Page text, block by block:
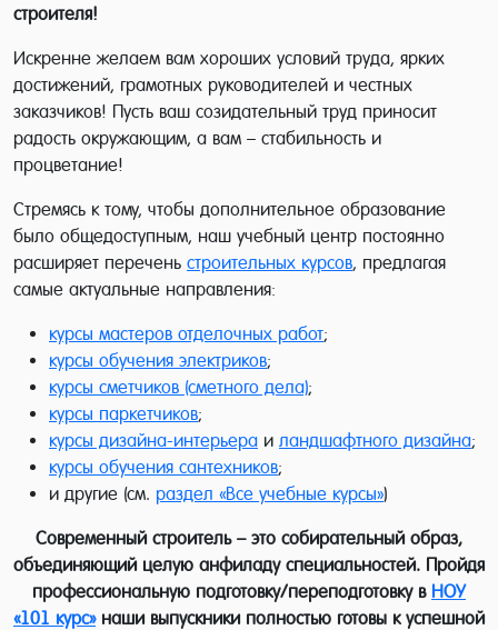
строителя!
Искренне желаем вам хороших условий труда, ярких
достижений, грамотных руководителей и честных
заказчиков! Пусть ваш созидательный труд приносит
радость окружающим, а вам – стабильность и
процветание!
Стремясь к тому, чтобы дополнительное образование
было общедоступным, наш учебный центр постоянно
расширяет перечень строительных курсов, предлагая
самые актуальные направления:
курсы мастеров отделочных работ;
курсы обучения электриков;
курсы сметчиков (сметного дела);
курсы паркетчиков;
курсы дизайна-интерьера и ландшафтного дизайна;
курсы обучения сантехников;
и другие (см. раздел «Все учебные курсы»)
Современный строитель – это собирательный образ,
объединяющий целую анфиладу специальностей. Пройдя
профессиональную подготовку/переподготовку в НОУ
«101 курс»наши выпускники полностью готовы к успешной